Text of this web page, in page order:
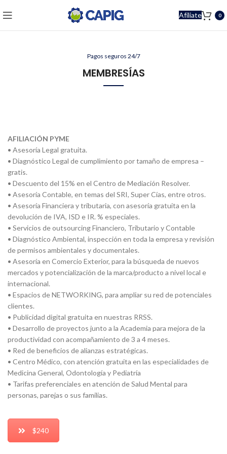
Afíliate 0
Pagos seguros 24/7
MEMBRESÍAS
AFILIACIÓN PYME
• Asesoría Legal gratuita.
• Diagnóstico Legal de cumplimiento por tamaño de empresa –
gratis.
• Descuento del 15% en el Centro de Mediación Resolver.
• Asesoría Contable, en temas del SRI, Super Cías, entre otros.
• Asesoría Financiera y tributaria, con asesoría gratuita en la
devolución de IVA, ISD e IR. % especiales.
• Servicios de outsourcing Financiero, Tributario y Contable
• Diagnóstico Ambiental, inspección en toda la empresa y revisión
de permisos ambientales y documentales.
• Asesoría en Comercio Exterior, para la búsqueda de nuevos
mercados y potencialización de la marca/producto a nivel local e
internacional.
• Espacios de NETWORKING, para ampliar su red de potenciales
clientes.
• Publicidad digital gratuita en nuestras RRSS.
• Desarrollo de proyectos junto a la Academia para mejora de la
productividad con acompañamiento de 3 a 4 meses.
• Red de beneficios de alianzas estratégicas.
• Centro Médico, con atención gratuita en las especialidades de
Medicina General, Odontología y Pediatría
• Tarifas preferenciales en atención de Salud Mental para
personas, parejas o sus familias.
$240